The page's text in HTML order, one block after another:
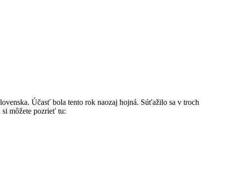
Účasť bola tento rok naozaj hojná. Súťažilo sa v troch
môžete pozrieť tu: